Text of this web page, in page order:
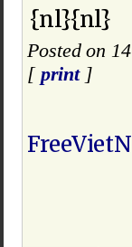
{nl}{nl}
Posted on
[ print]